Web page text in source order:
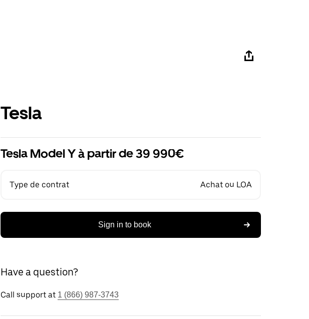
Tesla
Tesla Model Y à partir de 39 990€
Type de contrat Achat ou LOA
Sign in to book
Have a question?
Call support at 1 (866) 987-3743